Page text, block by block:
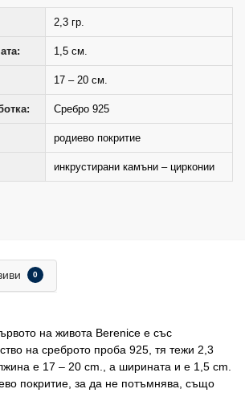
2,3 гр.
1,5 см.
17 – 20 см.
Сребро 925
родиево покритие
инкрустирани камъни – цирконии
0
на живота Berenice е със
на среброто проба 925, тя тежи 2,3
е 17 – 20 сm., а ширината и е 1,5 сm.
покритие, за да не потъмнява, също